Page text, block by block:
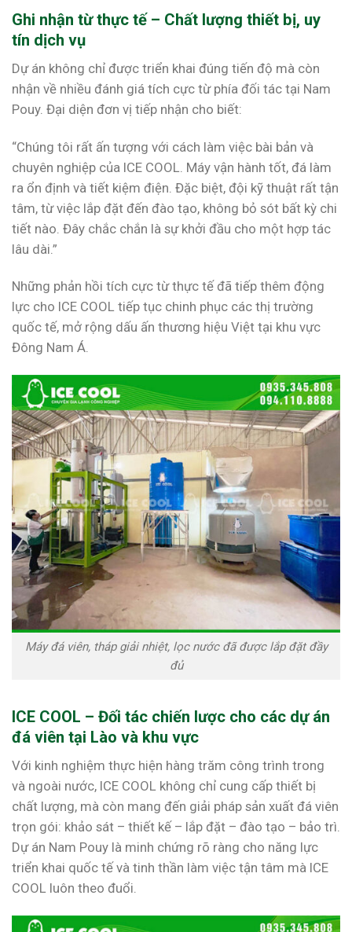
Ghi nhận từ thực tế – Chất lượng thiết bị, uy
tín dịch vụ
Dự án không chỉ được triển khai đúng tiến độ mà còn
nhận về nhiều đánh giá tích cực từ phía đối tác tại Nam
Pouy. Đại diện đơn vị tiếp nhận cho biết:
“Chúng tôi rất ấn tượng với cách làm việc bài bản và
chuyên nghiệp của ICE COOL. Máy vận hành tốt, đá làm
ra ổn định và tiết kiệm điện. Đặc biệt, đội kỹ thuật rất tận
tâm, từ việc lắp đặt đến đào tạo, không bỏ sót bất kỳ chi
tiết nào. Đây chắc chắn là sự khởi đầu cho một hợp tác
lâu dài.”
Những phản hồi tích cực từ thực tế đã tiếp thêm động
lực cho ICE COOL tiếp tục chinh phục các thị trường
quốc tế, mở rộng dấu ấn thương hiệu Việt tại khu vực
Đông Nam Á.
Máy đá viên, tháp giải nhiệt, lọc nước đã được lắp đặt đầy
đủ
ICE COOL – Đối tác chiến lược cho các dự án
đá viên tại Lào và khu vực
Với kinh nghiệm thực hiện hàng trăm công trình trong
và ngoài nước, ICE COOL không chỉ cung cấp thiết bị
chất lượng, mà còn mang đến giải pháp sản xuất đá viên
trọn gói: khảo sát – thiết kế – lắp đặt – đào tạo – bảo trì.
Dự án Nam Pouy là minh chứng rõ ràng cho năng lực
triển khai quốc tế và tinh thần làm việc tận tâm mà ICE
COOL luôn theo đuổi.